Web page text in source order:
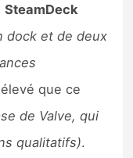
SteamDeck
dock et de deux
que ce
de Valve, qui
qualitatifs).